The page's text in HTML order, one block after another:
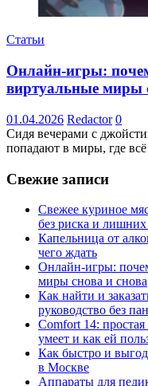
Статьи
Онлайн-игры:
виртуальные миры
01.04.2026 Redactor 0
Сидя вечерами с
попадают в миры, где
Свежие записи
Свежее куриное
без риска и
Капельница от
чего ждать
Онлайн-игры:
миры снова и снова
Как найти и
руководство без
Comfort 14:
умеет и как ей
Как быстро и
в Москве
Аппараты для